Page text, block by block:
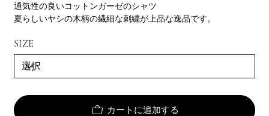
通気性の良いコットンガーゼのシャツ
夏らしいヤシの木柄の繊細な刺繍が上品な逸品です。
SIZE
カートに追加する